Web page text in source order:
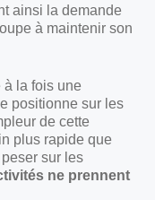
ainsi la demande
à maintenir son
à la fois une
positionne sur les
de cette
plus rapide que
sur les
ne prennent